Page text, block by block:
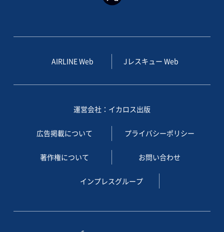
AIRLINE Web Jレスキュー Web
運営会社：イカロス出版
広告掲載について プライバシーポリシー
著作権について お問い合わせ
インプレスグループ